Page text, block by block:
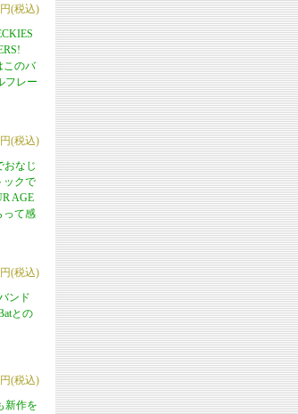
(税込)
このバ
フレー
(税込)
おなじ
ックで
AGE
って感
(税込)
ンド
との
(税込)
新作を